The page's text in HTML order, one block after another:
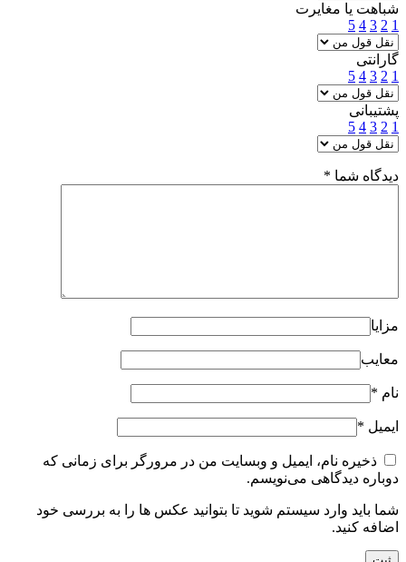
شباهت یا مغایرت
1
2
3
4
5
گارانتی
1
2
3
4
5
پشتیبانی
1
2
3
4
5
دیدگاه شما *
مزایا
معایب
نام *
ایمیل *
ذخیره نام، ایمیل و وبسایت من در مرورگر برای زمانی که
دوباره دیدگاهی می‌نویسم.
شما باید وارد سیستم شوید تا بتوانید عکس ها را به بررسی خود
اضافه کنید.